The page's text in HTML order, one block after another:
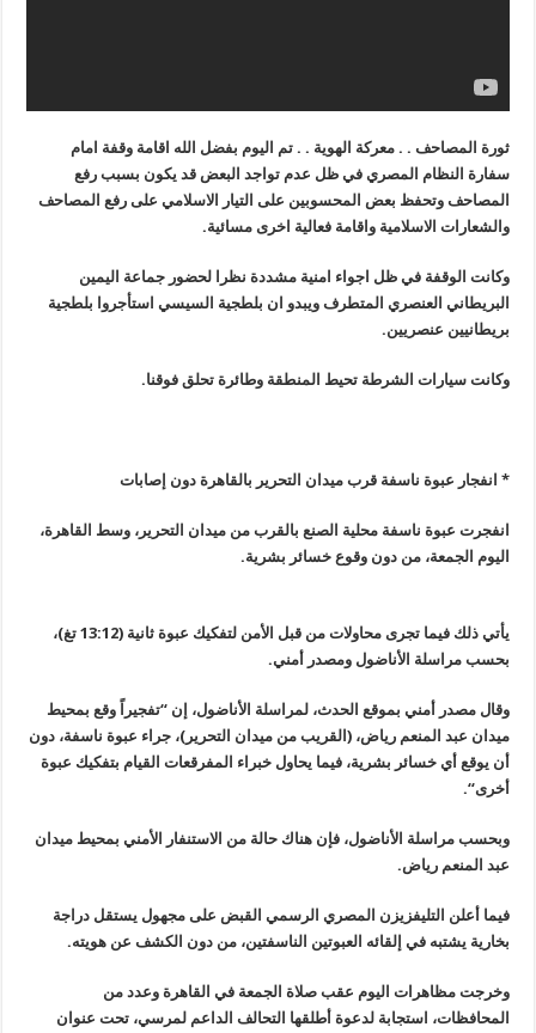
ثورة المصاحف . . معركة الهوية . . تم اليوم بفضل الله اقامة وقفة امام
سفارة النظام المصري في ظل عدم تواجد البعض قد يكون بسبب رفع
المصاحف وتحفظ بعض المحسوبين على التيار الاسلامي على رفع المصاحف
والشعارات الاسلامية واقامة فعالية اخرى مسائية.
وكانت الوقفة في ظل اجواء امنية مشددة نظرا لحضور جماعة اليمين
البريطاني العنصري المتطرف ويبدو ان بلطجية السيسي استأجروا بلطجية
بريطانيين عنصريين.
وكانت سيارات الشرطة تحيط المنطقة وطائرة تحلق فوقنا.
* انفجار عبوة ناسفة قرب ميدان التحرير بالقاهرة دون إصابات
انفجرت عبوة ناسفة محلية الصنع بالقرب من ميدان التحرير، وسط القاهرة،
اليوم الجمعة، من دون وقوع خسائر بشرية.
يأتي ذلك فيما تجرى محاولات من قبل الأمن لتفكيك عبوة ثانية (13:12 تغ)،
بحسب مراسلة الأناضول ومصدر أمني.
وقال مصدر أمني بموقع الحدث، لمراسلة الأناضول، إن “تفجيراً وقع بمحيط
ميدان عبد المنعم رياض، (القريب من ميدان التحرير)، جراء عبوة ناسفة، دون
أن يوقع أي خسائر بشرية، فيما يحاول خبراء المفرقعات القيام بتفكيك عبوة
أخرى“.
وبحسب مراسلة الأناضول، فإن هناك حالة من الاستنفار الأمني بمحيط ميدان
عبد المنعم رياض.
فيما أعلن التليفزيزن المصري الرسمي القبض على مجهول يستقل دراجة
بخارية يشتبه في إلقائه العبوتين الناسفتين، من دون الكشف عن هويته.
وخرجت مظاهرات اليوم عقب صلاة الجمعة في القاهرة وعدد من
المحافظات، استجابة لدعوة أطلقها التحالف الداعم لمرسي، تحت عنوان